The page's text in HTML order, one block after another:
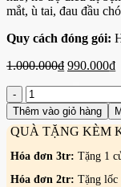
mắt, ù tai, đau đầu
Quy cách đóng gói:
1.000.000₫ Giá
990.000₫
Viên
bổ
não
Circu
X
hộp
Thêm vào giỏ hàng
QUÀ TẶNG KÈM
Hóa đơn 3tr: Tặng 1
Hóa đơn 2tr: Tặng lốc